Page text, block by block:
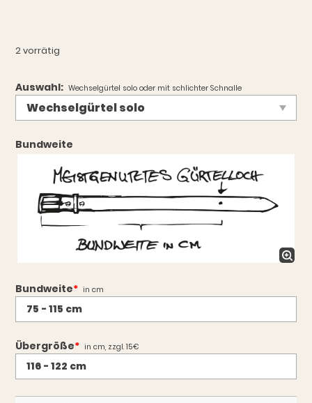
2 vorrätig
Auswahl: Wechselgürtel solo oder mit schlichter Schnalle
Bundweite
Bundweite* in cm
Übergröße* in cm, zzgl. 15€